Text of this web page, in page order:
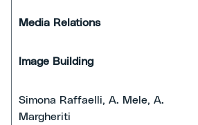
Media Relations
Image Building
Simona Raffaelli, A. Mele, A.
Margheriti